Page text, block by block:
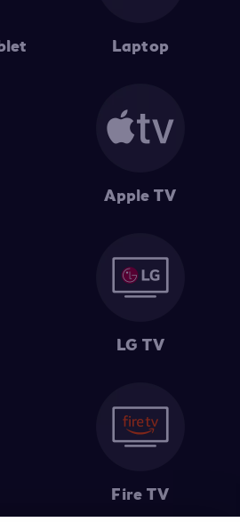
Laptop
Apple TV
LG TV
Fire TV